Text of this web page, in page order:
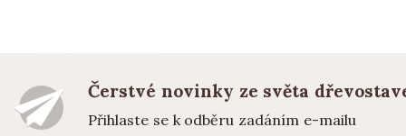
Čerstvé novinky ze světa
Přihlaste se k odběru zadáním e-mailu